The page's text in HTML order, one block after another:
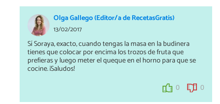
Olga Gallego (Editor/a de RecetasGratis)
13/02/2017
Sí Soraya, exacto, cuando tengas la masa en la budinera
tienes que colocar por encima los trozos de fruta que
prefieras y luego meter el queque en el horno para que se
cocine. ¡Saludos!
0 0